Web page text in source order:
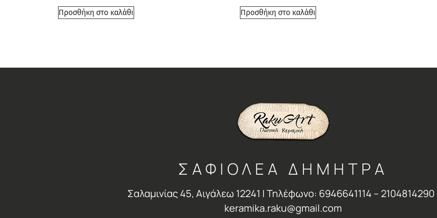
Προσθήκη στο καλάθι Προσθήκη στο καλάθι
ΣΑΦΙΟΛΕΑ ΔΗΜΗΤΡΑ
Σαλαμινίας 45, Αιγάλεω 12241 Ι Τηλέφωνο: 6946641114 – 2104814290
keramika.raku@gmail.com